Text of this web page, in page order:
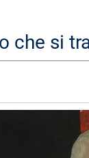
che si